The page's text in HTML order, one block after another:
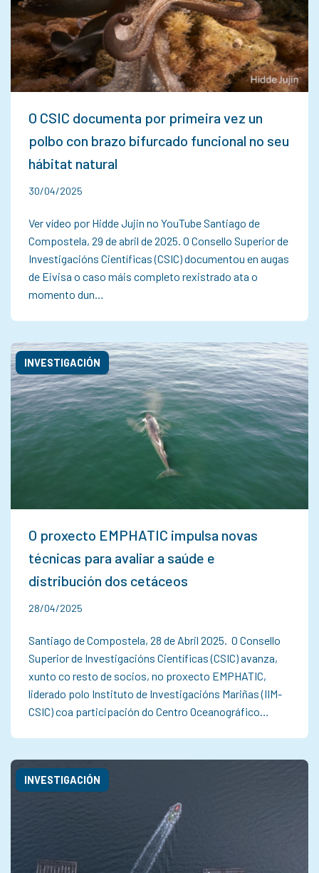
O CSIC documenta por primeira vez un
polbo con brazo bifurcado funcional no seu
hábitat natural
30/04/2025
Ver vídeo por Hidde Jujin no YouTube Santiago de
Compostela, 29 de abril de 2025. O Consello Superior de
Investigacións Científicas (CSIC) documentou en augas
de Eivisa o caso máis completo rexistrado ata o
momento dun…
O proxecto EMPHATIC impulsa novas
técnicas para avaliar a saúde e
distribución dos cetáceos
INVESTIGACIÓN
28/04/2025
Santiago de Compostela, 28 de Abril 2025. O Consello
Superior de Investigacións Científicas (CSIC) avanza,
xunto co resto de socios, no proxecto EMPHATIC,
liderado polo Instituto de Investigacións Mariñas (IIM-
CSIC) coa participación do Centro Oceanográfico…
INVESTIGACIÓN